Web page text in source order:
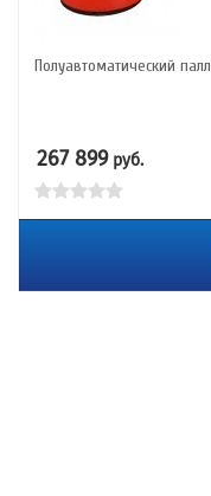
Полуавтоматический
267 899руб.